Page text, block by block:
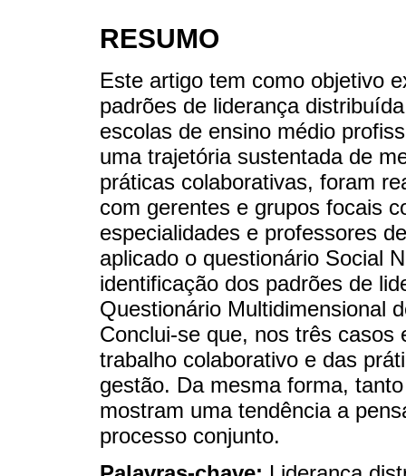
RESUMO
Este artigo tem como objetivo
padrões de liderança
escolas de ensino médio
uma trajetória sustentada de
práticas colaborativas, foram
com gerentes e grupos focais
especialidades e professores
aplicado o questionário Social
identificação dos padrões de
Questionário Multidimensional
Conclui-se que, nos três casos
trabalho colaborativo e das
gestão. Da mesma forma,
mostram uma tendência a
processo conjunto.